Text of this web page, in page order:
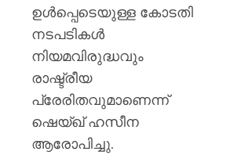
ഉള്‍പ്പെടെയുള്ള കോടതി
നടപടികൾ
നിയമവിരുദ്ധവും
രാഷ്ട്രീയ
പ്രേരിതവുമാണെന്ന്
ഷെയ്ഖ് ഹസീന
ആരോപിച്ചു.